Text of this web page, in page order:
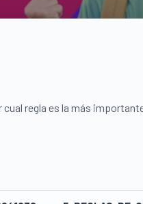
cual regla es la más